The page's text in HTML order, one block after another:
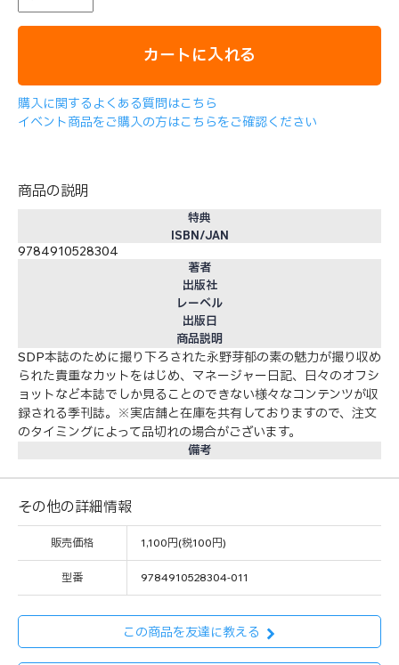
カートに入れる
購入に関するよくある質問はこちら
イベント商品をご購入の方はこちらをご確認ください
商品の説明
特典
ISBN/JAN
9784910528304
著者
出版社
レーベル
出版日
商品説明
SDP本誌のために撮り下ろされた永野芽郁の素の魅力が撮り収め
られた貴重なカットをはじめ、マネージャー日記、日々のオフシ
ョットなど本誌でしか見ることのできない様々なコンテンツが収
録される季刊誌。※実店舗と在庫を共有しておりますので、注文
のタイミングによって品切れの場合がございます。
備考
その他の詳細情報
販売価格 1,100円(税100円)
型番 9784910528304-011
この商品を友達に教える